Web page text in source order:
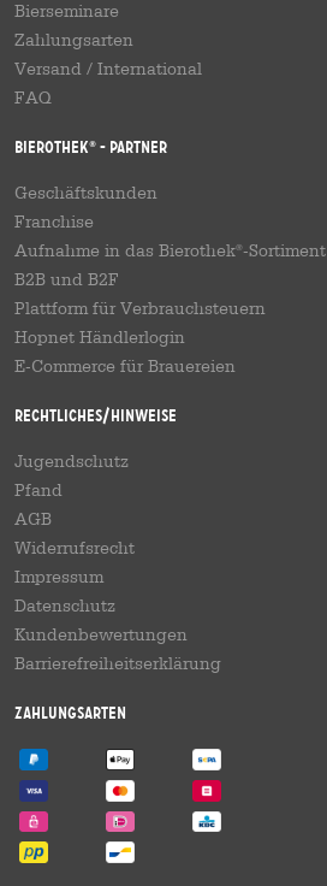
Bierseminare
Zahlungsarten
Versand / International
FAQ
Bierothek® - Partner
Geschäftskunden
Franchise
Aufnahme in das Bierothek®-Sortiment
B2B und B2F
Plattform für Verbrauchsteuern
Hopnet Händlerlogin
E-Commerce für Brauereien
Rechtliches/Hinweise
Jugendschutz
Pfand
AGB
Widerrufsrecht
Impressum
Datenschutz
Kundenbewertungen
Barrierefreiheitserklärung
Zahlungsarten